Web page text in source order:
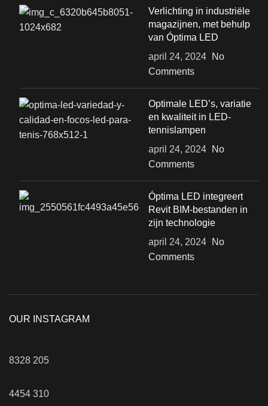
Verlichting in industriële
magazijnen, met behulp
van Óptima LED
april 24, 2024
No
Comments
Optimale LED’s, variatie
en kwaliteit in LED-
tennislampen
april 24, 2024
No
Comments
Óptima LED integreert
Revit BIM-bestanden in
zijn technologie
april 24, 2024
No
Comments
OUR INSTAGRAM
8328 205
4454 310